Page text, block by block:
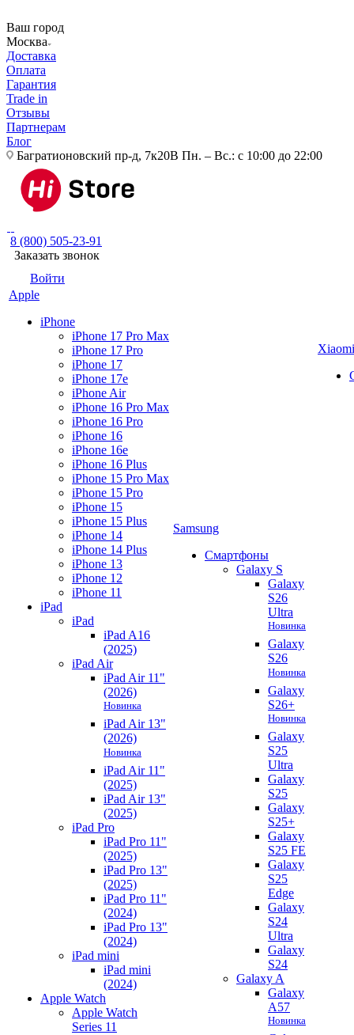
Ваш город
Москва
Доставка
Оплата
Гарантия
Trade in
Отзывы
Партнерам
Блог
Багратионовский пр-д, 7к20В Пн. – Вс.: с 10:00 до 22:00
8 (800) 505-23-91
Заказать звонок
Войти
Apple
iPhone
iPhone 17 Pro Max
iPhone 17 Pro
iPhone 17
iPhone 17e
iPhone Air
iPhone 16 Pro Max
iPhone 16 Pro
iPhone 16
iPhone 16e
iPhone 16 Plus
iPhone 15 Pro Max
iPhone 15 Pro
iPhone 15
iPhone 15 Plus
iPhone 14
iPhone 14 Plus
iPhone 13
iPhone 12
iPhone 11
iPad
iPad
iPad A16
(2025)
iPad Air
iPad Air 11"
(2026)
Новинка
iPad Air 13"
(2026)
Новинка
iPad Air 11"
(2025)
iPad Air 13"
(2025)
iPad Pro
iPad Pro 11"
(2025)
iPad Pro 13"
(2025)
iPad Pro 11"
(2024)
iPad Pro 13"
(2024)
iPad mini
iPad mini
(2024)
Apple Watch
Apple Watch
Series 11
Samsung
Смартфоны
Galaxy S
Galaxy
S26
Ultra
Новинка
Galaxy
S26
Новинка
Galaxy
S26+
Новинка
Galaxy
S25
Ultra
Galaxy
S25
Galaxy
S25+
Galaxy
S25 FE
Galaxy
S25
Edge
Galaxy
S24
Ultra
Galaxy
S24
Galaxy A
Galaxy
A57
Новинка
Xiaomi